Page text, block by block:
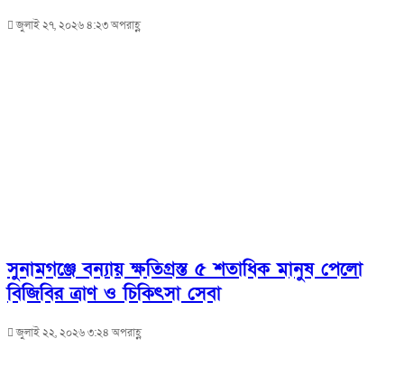
জুলাই ২৭, ২০২৬ ৪:২৩ অপরাহ্ণ
সুনামগঞ্জে বন্যায় ক্ষতিগ্রস্ত ৫ শতাধিক মানুষ পেলো
বিজিবির ত্রাণ ও চিকিৎসা সেবা
জুলাই ২২, ২০২৬ ৩:২৪ অপরাহ্ণ